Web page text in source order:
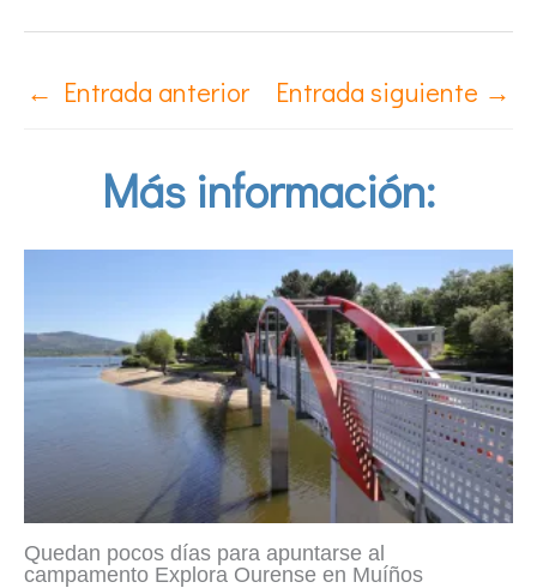
← Entrada anterior Entrada siguiente →
Más información:
Quedan pocos días para apuntarse al
campamento Explora Ourense en Muíños